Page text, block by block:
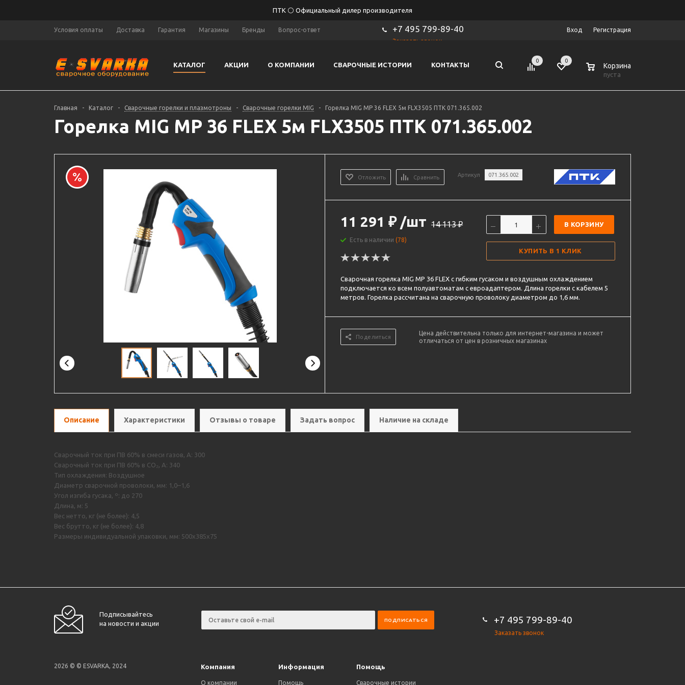
ПТК ⚪ Официальный дилер производителя
Условия оплаты Доставка Гарантия Магазины Бренды Вопрос-ответ +7 495 799-89-40
Заказать звонок
Вход Регистрация
КАТАЛОГ АКЦИИ О КОМПАНИИ СВАРОЧНЫЕ ИСТОРИИ КОНТАКТЫ
0 0
Корзина
пуста
Главная - Каталог - Сварочные горелки и плазмотроны - Сварочные горелки MIG - Горелка MIG MP 36 FLEX 5м FLX3505 ПТК 071.365.002
Горелка MIG MP 36 FLEX 5м FLX3505 ПТК 071.365.002
Отложить Сравнить Артикул 071.365.002
11 291 ₽ /шт 14 113₽
Есть в наличии(78)
В КОРЗИНУ
КУПИТЬ В 1 КЛИК
Сварочная горелка MIG MP 36 FLEX с гибким гусаком и воздушным охлаждением
подключается ко всем полуавтоматам с евроадаптером. Длина горелки с кабелем 5
метров. Горелка рассчитана на сварочную проволоку диаметром до 1,6 мм.
Поделиться
Цена действительна только для интернет-магазина и может
отличаться от цен в розничных магазинах
Описание Характеристики Отзывы о товаре Задать вопрос Наличие на складе
Сварочный ток при ПВ 60% в смеси газов, А: 300
Сварочный ток при ПВ 60% в CO₂, А: 340
Тип охлаждения: Воздушное
Диаметр сварочной проволоки, мм: 1,0–1,6
Угол изгиба гусака, º: до 270
Длина, м: 5
Вес нетто, кг (не более): 4,5
Вес брутто, кг (не более): 4,8
Размеры индивидуальной упаковки, мм: 500х385х75
Подписывайтесь
на новости и акции
+7 495 799-89-40
Заказать звонок
2026 © © ESVARKA, 2024 Компания Информация Помощь
О компании Помощь Сварочные истории